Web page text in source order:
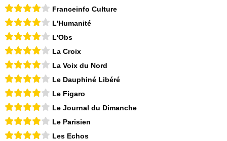
Franceinfo Culture
L'Humanité
L'Obs
La Croix
La Voix du Nord
Le Dauphiné Libéré
Le Figaro
Le Journal du Dimanche
Le Parisien
Les Echos